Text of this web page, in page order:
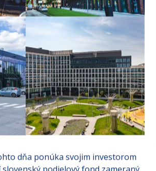
# investujte s nami
Poznáte index SOX?
Keď sa hovorí o akciách spoločnosti
Nvidia, pozornosť investorov sa
zvyčajne sústreďuje na jej...
Júl 15, 2026 · 4 MIN